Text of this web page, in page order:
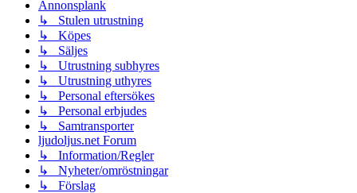
Annonsplank
↳ Stulen utrustning
↳ Köpes
↳ Säljes
↳ Utrustning subhyres
↳ Utrustning uthyres
↳ Personal eftersökes
↳ Personal erbjudes
↳ Samtransporter
ljudoljus.net Forum
↳ Information/Regler
↳ Nyheter/omröstningar
↳ Förslag